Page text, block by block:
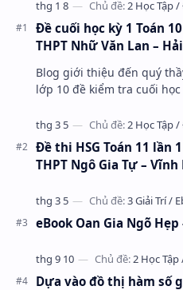
Đề cuối học kỳ 1 Toán
THPT Nhữ Văn Lan –
Blog giới thiệu đến quý
lớp 10 đề kiểm tra cuối
Đề thi HSG Toán 11 lần
THPT Ngô Gia Tự – Vĩnh
eBook Oan Gia Ngõ
Dựa vào đồ thị hàm số